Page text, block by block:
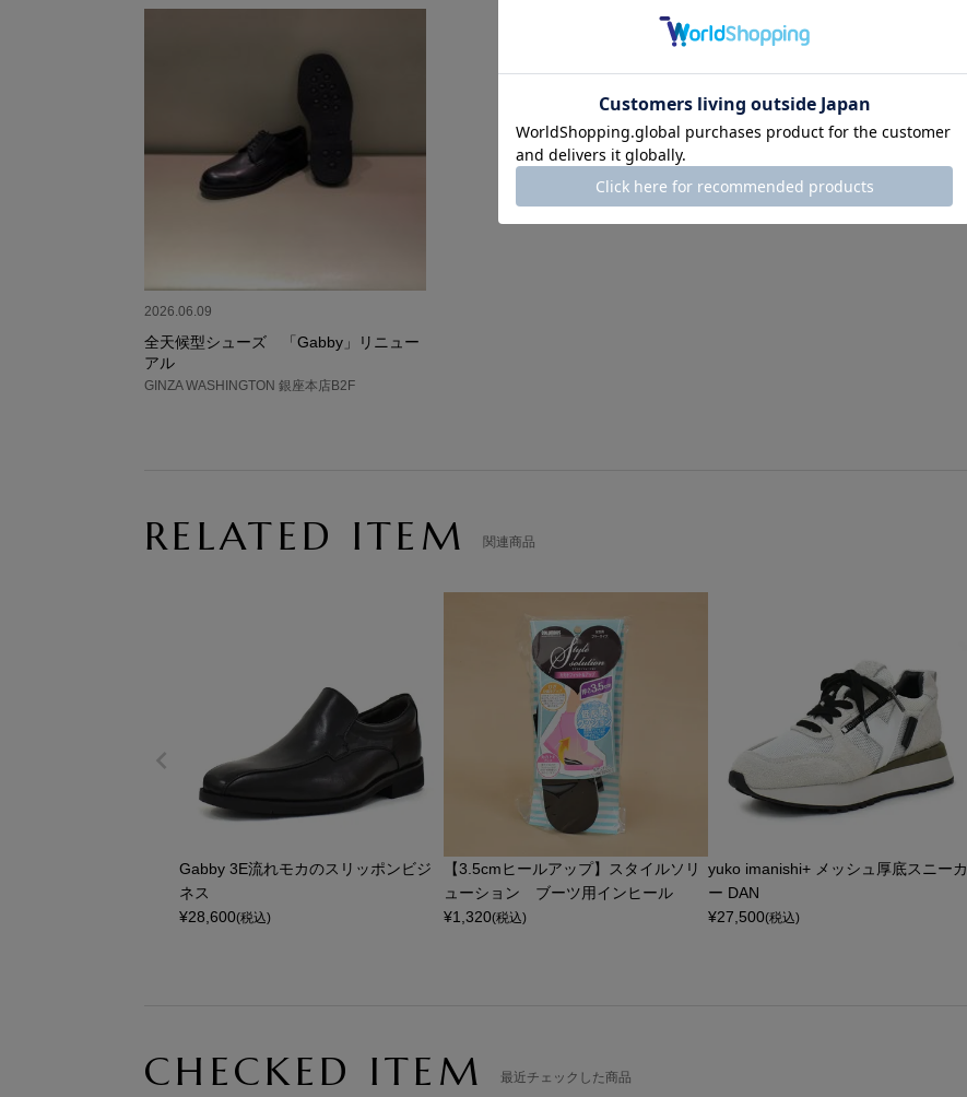
2026.06.09
全天候型シューズ 「Gabby」リニュー
アル
GINZA WASHINGTON 銀座本店B2F
RELATED ITEM 関連商品
Gabby 3E流れモカのスリッポンビジ
ネス
¥28,600(税込)
【3.5cmヒールアップ】スタイルソリ
ューション ブーツ用インヒール
¥1,320(税込)
yuko imanishi+ メッシュ厚底スニーカ
ー DAN
¥27,500(税込)
CHECKED ITEM 最近チェックした商品